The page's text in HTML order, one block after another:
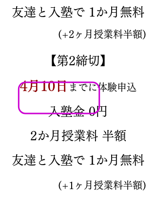
友達と入塾で 1か月無料
(+2ヶ月授業料半額)
【第2締切】
4月10日 までに体験申込
入塾金 0円
2か月授業料 半額
友達と入塾で 1か月無料
(+1ヶ月授業料半額)